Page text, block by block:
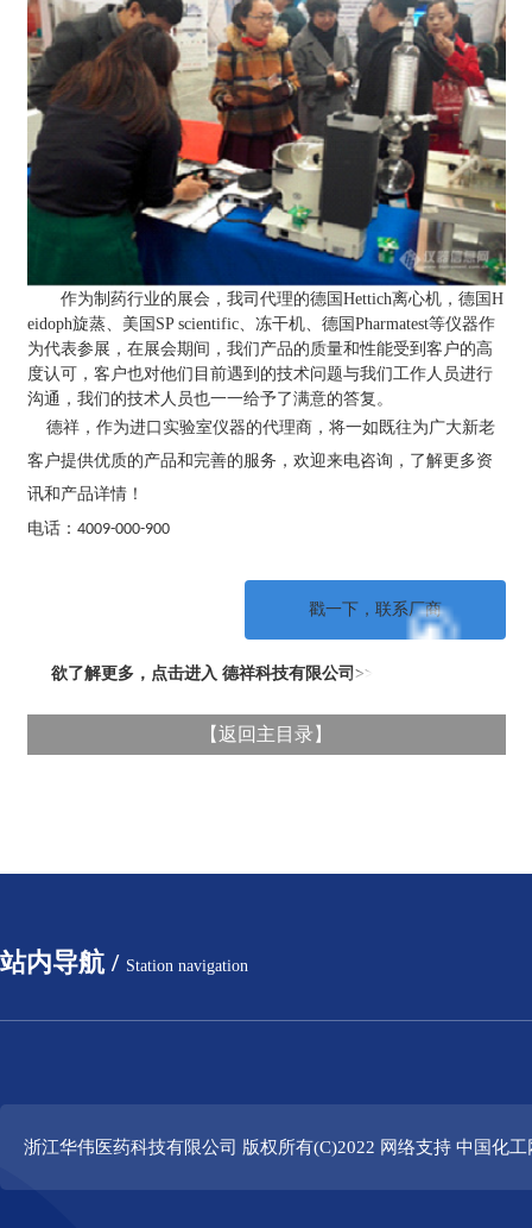
作为制药行业的展会，我司代理的德国 Hettich离心机，德国 H
eidoph旋蒸、美国 SP scientific、冻干机、德国 Pharmatest等仪器作
为代表参展，在展会期间，我们产品的质量和性能受到客户的高
度认可，客户也对他们目前遇到的技术问题与我们工作人员进行
沟通，我们的技术人员也一一给予了满意的答复。
德祥，作为进口实验室仪器的代理商，将一如既往为广大新老
客户提供优质的产品和完善的服务，欢迎来电咨询，了解更多资
讯和产品详情！
电话： 4009-000-900
戳一下，联系厂商
欲了解更多，点击进入 德祥科技有限公司>>
【返回主目录 】
站内导航 / Station navigation
浙江华伟医药科技有限公司 版权所有(C)2022 网络支持 中国化工